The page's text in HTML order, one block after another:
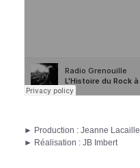
► Production : Jeanne Lacaille
► Réalisation : JB Imbert